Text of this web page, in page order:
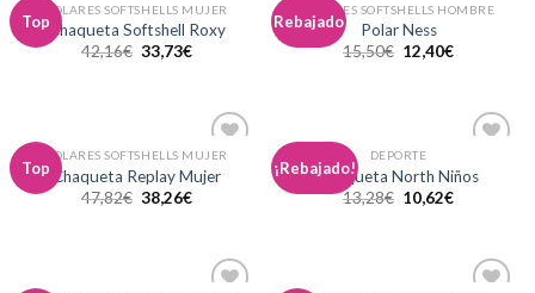
Top
Añadir
a la
POLARES SOFTSHELLS MUJER
Chaqueta Softshell Roxy
42,16€ 33,73€
Rebajado
Añadir
POLARES SOFTSHELLS HOMBRE
Polar Ness
15,50€ 12,40€
Top
a la
POLARES SOFTSHELLS MUJER
Chaqueta Replay Mujer
47,82€ 38,26€
¡Rebajado!
a la
DEPORTE
Chaqueta North Niños
13,28€ 10,62€